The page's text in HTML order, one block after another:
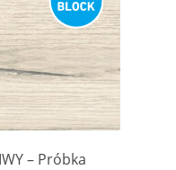
– Próbka